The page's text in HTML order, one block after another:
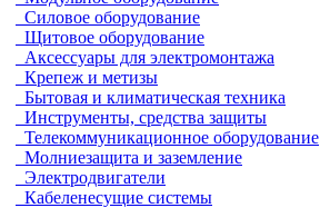
Силовое оборудование
Щитовое оборудование
Аксессуары для электромонтажа
Крепеж и метизы
Бытовая и климатическая техника
Инструменты, средства защиты
Телекоммуникационное оборудование
Молниезащита и заземление
Электродвигатели
Кабеленесущие системы